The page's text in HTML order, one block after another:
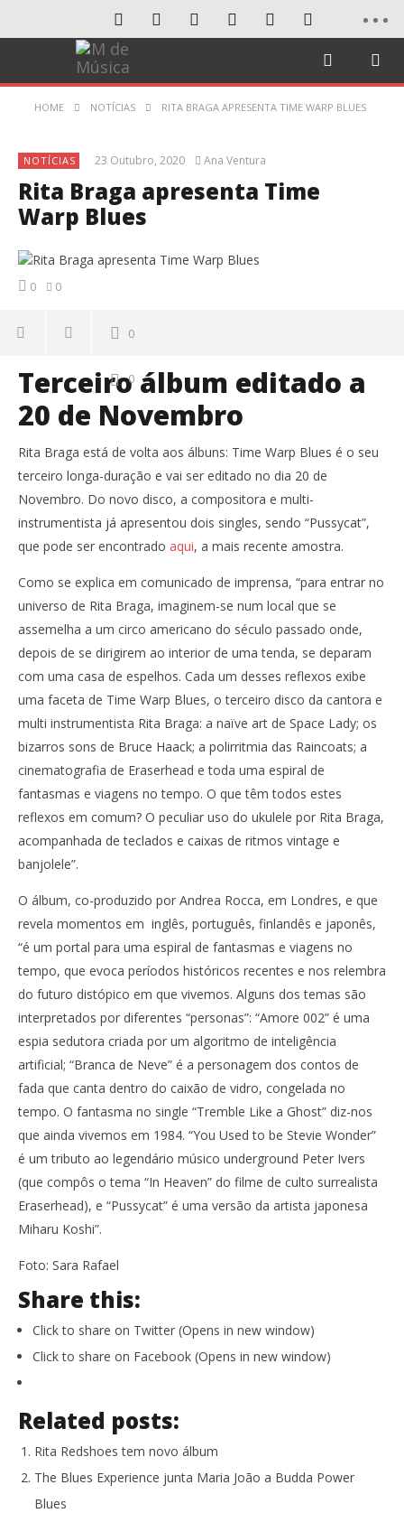
HOME NOTÍCIAS RITA BRAGA APRESENTA TIME WARP BLUES
NOTÍCIAS 23 Outubro, 2020 Ana Ventura
Rita Braga apresenta Time
Warp Blues
0 0
0
0
Terceiro álbum editado a
20 de Novembro
Rita Braga está de volta aos álbuns: Time Warp Blues é o seu
terceiro longa-duração e vai ser editado no dia 20 de
Novembro. Do novo disco, a compositora e multi-
instrumentista já apresentou dois singles, sendo “Pussycat”,
que pode ser encontrado aqui, a mais recente amostra.
Como se explica em comunicado de imprensa, “para entrar no
universo de Rita Braga, imaginem-se num local que se
assemelha a um circo americano do século passado onde,
depois de se dirigirem ao interior de uma tenda, se deparam
com uma casa de espelhos. Cada um desses reflexos exibe
uma faceta de Time Warp Blues, o terceiro disco da cantora e
multi instrumentista Rita Braga: a naïve art de Space Lady; os
bizarros sons de Bruce Haack; a polirritmia das Raincoats; a
cinematografia de Eraserhead e toda uma espiral de
fantasmas e viagens no tempo. O que têm todos estes
reflexos em comum? O peculiar uso do ukulele por Rita Braga,
acompanhada de teclados e caixas de ritmos vintage e
banjolele”.
O álbum, co-produzido por Andrea Rocca, em Londres, e que
revela momentos em inglês, português, finlandês e japonês,
“é um portal para uma espiral de fantasmas e viagens no
tempo, que evoca períodos históricos recentes e nos relembra
do futuro distópico em que vivemos. Alguns dos temas são
interpretados por diferentes “personas”: “Amore 002” é uma
espia sedutora criada por um algoritmo de inteligência
artificial; “Branca de Neve” é a personagem dos contos de
fada que canta dentro do caixão de vidro, congelada no
tempo. O fantasma no single “Tremble Like a Ghost” diz-nos
que ainda vivemos em 1984. “You Used to be Stevie Wonder”
é um tributo ao legendário músico underground Peter Ivers
(que compôs o tema “In Heaven” do filme de culto surrealista
Eraserhead), e “Pussycat” é uma versão da artista japonesa
Miharu Koshi”.
Foto: Sara Rafael
Share this:
Click to share on Twitter (Opens in new window)
Click to share on Facebook (Opens in new window)
Related posts:
Rita Redshoes tem novo álbum
The Blues Experience junta Maria João a Budda Power
Blues